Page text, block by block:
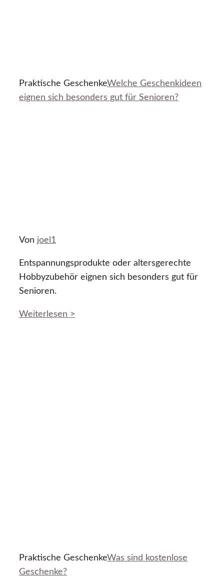
Praktische GeschenkeWelche Geschenkideen
eignen sich besonders gut für Senioren?
Von joel1
Entspannungsprodukte oder altersgerechte
Hobbyzubehör eignen sich besonders gut für
Senioren.
Weiterlesen >
Praktische GeschenkeWas sind kostenlose
Geschenke?